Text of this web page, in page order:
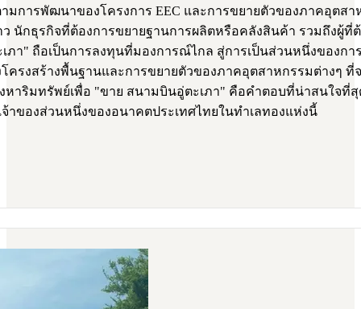
การพัฒนาของโครงการ EEC และการขยายตัวของภาคอุตส
นักธุรกิจที่ต้องการขยายฐานการผลิตหรือคลังสินค้า รวมถึงผู้
ภา" ถือเป็นการลงทุนที่มองการณ์ไกล สู่การเป็นส่วนหนึ่งของ
รงสร้างพื้นฐานและการขยายตัวของภาคอุตสาหกรรมต่างๆ ที่
าริมทรัพย์เพื่อ "ขาย สนามบินอู่ตะเภา" คือคำตอบที่น่าสนใจที่
าของส่วนหนึ่งของอนาคตประเทศไทยในทำเลทองแห่งนี้